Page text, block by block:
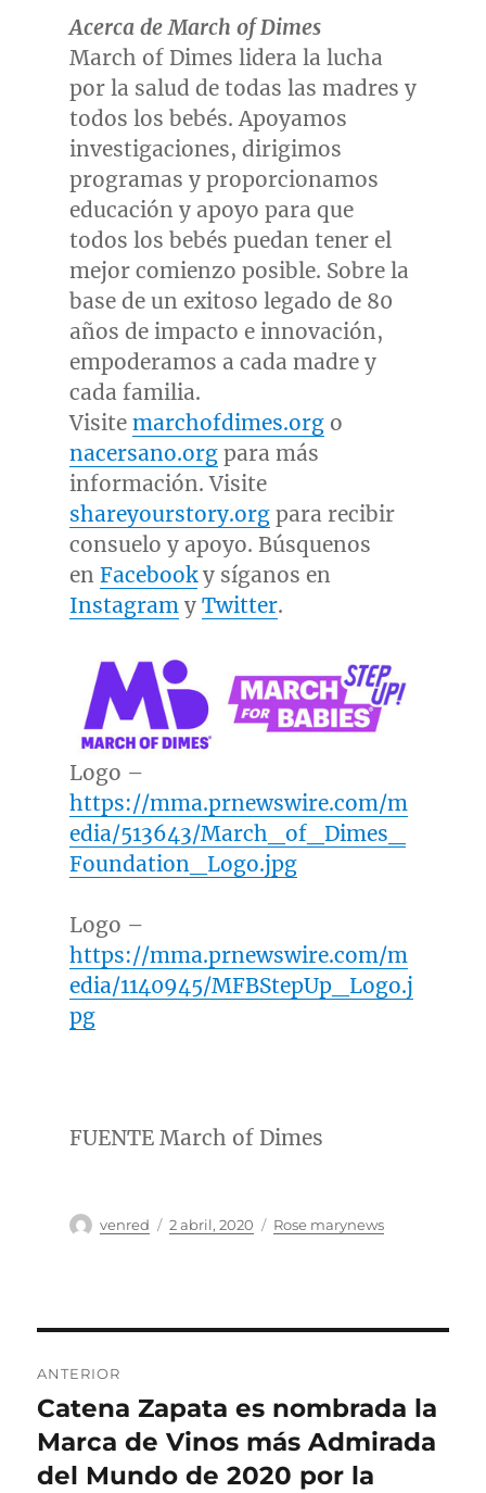
Acerca de March of Dimes
March of Dimes lidera la lucha
por la salud de todas las madres y
todos los bebés. Apoyamos
investigaciones, dirigimos
programas y proporcionamos
educación y apoyo para que
todos los bebés puedan tener el
mejor comienzo posible. Sobre la
base de un exitoso legado de 80
años de impacto e innovación,
empoderamos a cada madre y
cada familia.
Visite marchofdimes.orgo
nacersano.orgpara más
información. Visite
shareyourstory.orgpara recibir
consuelo y apoyo. Búsquenos
en Facebooky síganos en
Instagram y Twitter.
Logo –
https://mma.prnewswire.com/m
edia/513643/March_of_Dimes_
Foundation_Logo.jpg
Logo –
https://mma.prnewswire.com/m
edia/1140945/MFBStepUp_Logo.j
pg
FUENTE March of Dimes
Autor
venred
Publicado
2 abril, 2020 Categorías
Rose marynews
de
entradas
ANTERIOR
Entrada
anterior:
Catena Zapata es nombrada la
Marca de Vinos más Admirada
del Mundo de 2020 por la